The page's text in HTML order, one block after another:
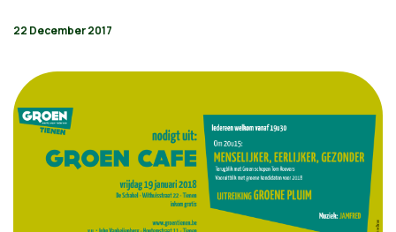
22 December 2017